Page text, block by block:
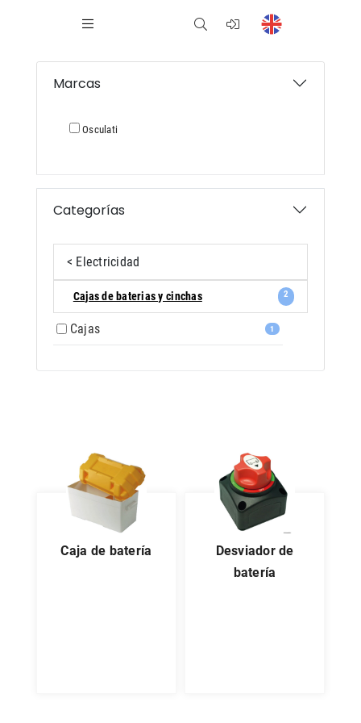
Marcas
Osculati
Categorías
< Electricidad
Cajas de baterias y cinchas 2
Cajas 1
caja de batería
desviador de
batería